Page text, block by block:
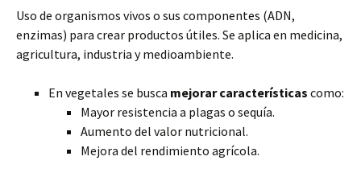
Uso de organismos vivos o sus componentes (ADN,
enzimas) para crear productos útiles. Se aplica en medicina,
agricultura, industria y medioambiente.
En vegetales se busca mejorar características como:
Mayor resistencia a plagas o sequía.
Aumento del valor nutricional.
Mejora del rendimiento agrícola.